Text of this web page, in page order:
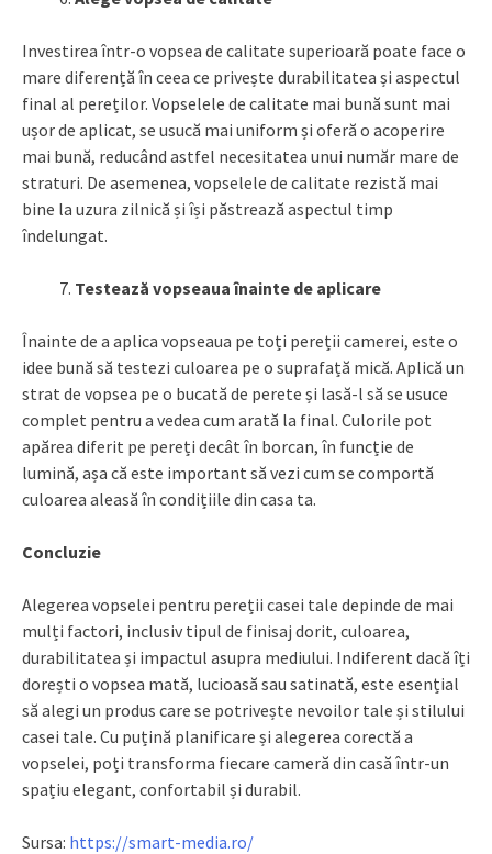
Investirea într-o vopsea de calitate superioară poate face o
mare diferență în ceea ce privește durabilitatea și aspectul
final al pereților. Vopselele de calitate mai bună sunt mai
ușor de aplicat, se usucă mai uniform și oferă o acoperire
mai bună, reducând astfel necesitatea unui număr mare de
straturi. De asemenea, vopselele de calitate rezistă mai
bine la uzura zilnică și își păstrează aspectul timp
îndelungat.
Testează vopseaua înainte de aplicare
Înainte de a aplica vopseaua pe toți pereții camerei, este o
idee bună să testezi culoarea pe o suprafață mică. Aplică un
strat de vopsea pe o bucată de perete și lasă-l să se usuce
complet pentru a vedea cum arată la final. Culorile pot
apărea diferit pe pereți decât în borcan, în funcție de
lumină, așa că este important să vezi cum se comportă
culoarea aleasă în condițiile din casa ta.
Concluzie
Alegerea vopselei pentru pereții casei tale depinde de mai
mulți factori, inclusiv tipul de finisaj dorit, culoarea,
durabilitatea și impactul asupra mediului. Indiferent dacă îți
dorești o vopsea mată, lucioasă sau satinată, este esențial
să alegi un produs care se potrivește nevoilor tale și stilului
casei tale. Cu puțină planificare și alegerea corectă a
vopselei, poți transforma fiecare cameră din casă într-un
spațiu elegant, confortabil și durabil.
Sursa: https://smart-media.ro/